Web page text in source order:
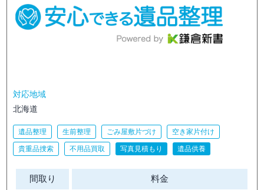
対応地域
北海道
遺品整理 生前整理 ごみ屋敷片づけ 空き家片付け
貴重品捜索 不用品買取 写真見積もり 遺品供養
間取り 料金